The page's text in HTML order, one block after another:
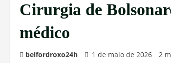
Cirurgia de
médico
belfordroxo24h 1 de maio de 2026 2